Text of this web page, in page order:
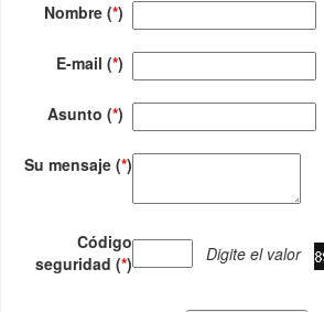
Nombre (*)
E-mail (*)
Asunto (*)
Su mensaje (*)
Código
seguridad (*) Digite el valor